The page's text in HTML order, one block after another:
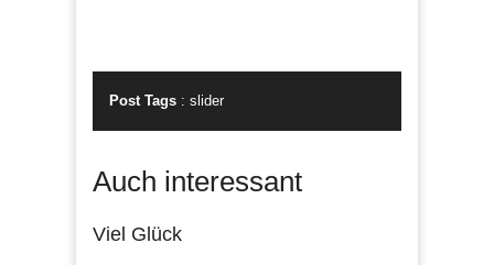
Post Tags : slider
Auch interessant
Viel Glück